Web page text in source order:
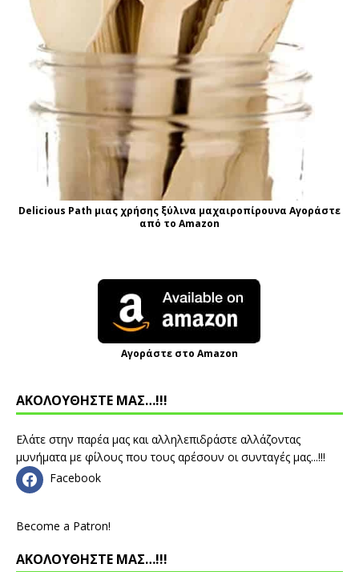
Delicious Path μιας χρήσης ξύλινα μαχαιροπίρουνα Αγοράστε
από το Amazon
Αγοράστε στο Amazon
ΑΚΟΛΟΥΘΗΣΤΕ ΜΑΣ…!!!
Ελάτε στην παρέα μας και αλληλεπιδράστε αλλάζοντας
μυνήματα με φίλους που τους αρέσουν οι συνταγές μας...!!!
Facebook
Become a Patron!
ΑΚΟΛΟΥΘΗΣΤΕ ΜΑΣ…!!!